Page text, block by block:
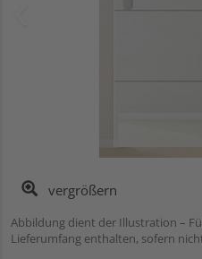
vergrößern
Abbildung dient der Illustration –
Lieferumfang enthalten, sofern